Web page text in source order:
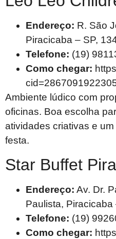
Endereço: R. São
Piracicaba – SP,
Telefone: (19)
Como chegar:
Ambiente lúdico com
oficinas. Boa escolha
atividades criativas e
festa.
Star Buffet
Endereço: Av. Dr.
Paulista, Piracicaba
Telefone: (19)
Como chegar: